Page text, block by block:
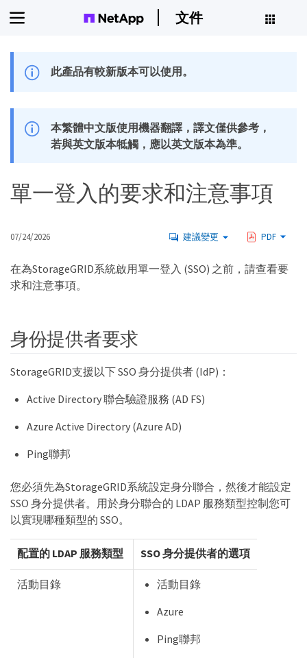
文件
此產品有較新版本可以使用。
本繁體中文版使用機器翻譯，譯文僅供參考，
若與英文版本牴觸，應以英文版本為準。
單一登入的要求和注意事項
07/24/2026 建議變更 PDF
在為StorageGRID系統啟用單一登入 (SSO) 之前，請查看要
求和注意事項。
身份提供者要求
StorageGRID支援以下 SSO 身分提供者 (IdP)：
Active Directory 聯合驗證服務 (AD FS)
Azure Active Directory (Azure AD)
Ping聯邦
您必須先為StorageGRID系統設定身分聯合，然後才能設定
SSO 身分提供者。用於身分聯合的 LDAP 服務類型控制您可
以實現哪種類型的 SSO。
配置的 LDAP 服務類型 SSO 身分提供者的選項
活動目錄
活動目錄
Azure
Ping聯邦